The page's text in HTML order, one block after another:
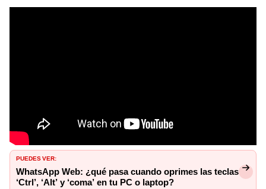
PUEDES VER:
WhatsApp Web: ¿qué pasa cuando oprimes las teclas
‘Ctrl’, ‘Alt’ y ‘coma’ en tu PC o laptop?